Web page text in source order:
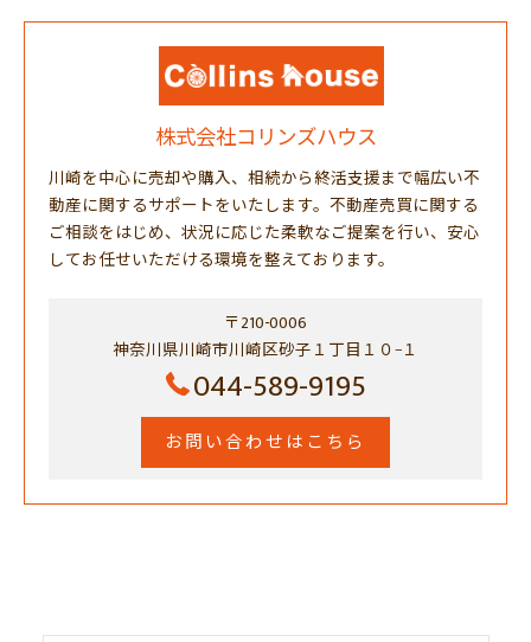
株式会社コリンズハウス
川崎を中心に売却や購入、相続から終活支援まで幅広い不
動産に関するサポートをいたします。不動産売買に関する
ご相談をはじめ、状況に応じた柔軟なご提案を行い、安心
してお任せいただける環境を整えております。
〒210-0006
神奈川県川崎市川崎区砂子１丁目１０−１
044-589-9195
お問い合わせはこちら